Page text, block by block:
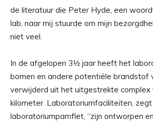
de literatuur die Peter Hyde, een
lab, naar mij stuurde om mijn
niet veel.
In de afgelopen 3½ jaar heeft het
bomen en andere potentiële brandstof
verwijderd uit het uitgestrekte complex
kilometer. Laboratoriumfaciliteiten, zegt
laboratoriumpamflet, “zijn ontworpen